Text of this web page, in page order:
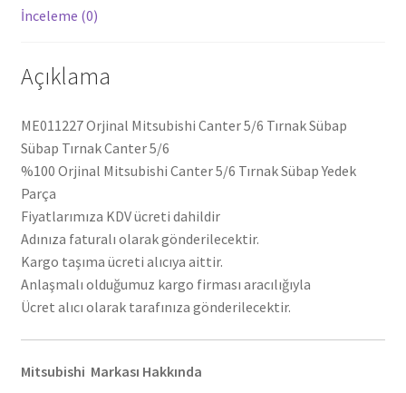
İnceleme (0)
Açıklama
ME011227 Orjinal Mitsubishi Canter 5/6 Tırnak Sübap
Sübap Tırnak Canter 5/6
%100 Orjinal Mitsubishi Canter 5/6 Tırnak Sübap Yedek
Parça
Fiyatlarımıza KDV ücreti dahildir
Adınıza faturalı olarak gönderilecektir.
Kargo taşıma ücreti alıcıya aittir.
Anlaşmalı olduğumuz kargo firması aracılığıyla
Ücret alıcı olarak tarafınıza gönderilecektir.
Mitsubishi Markası Hakkında